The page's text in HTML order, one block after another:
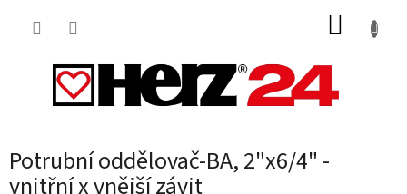
Potrubní oddělovač-BA, 2"x6/4" -
vnitřní x vnější závit